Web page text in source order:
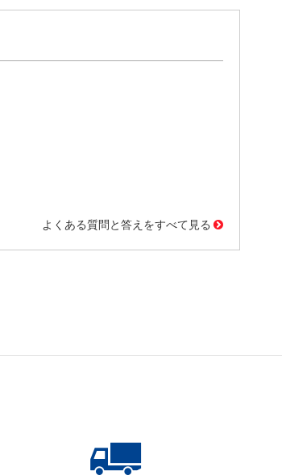
よくある質問と答えをすべて見る